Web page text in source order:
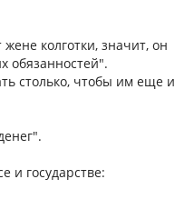
колготки, значит, он
обязанностей".
столько, чтобы им еще и
и государстве: